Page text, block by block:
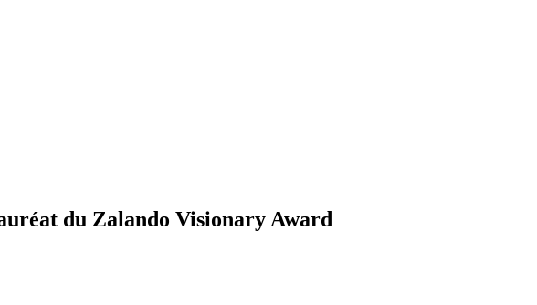
du Zalando Visionary Award